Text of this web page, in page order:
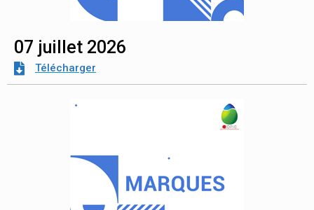
07 juillet 2026
Télécharger